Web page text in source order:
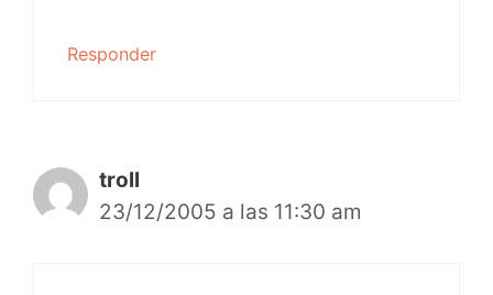
Responder
troll
23/12/2005 a las 11:30 am